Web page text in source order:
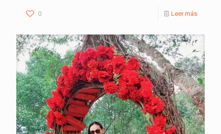
0 Leer más